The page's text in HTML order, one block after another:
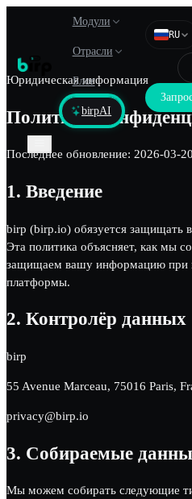
Модули
Отрасли
Блог
birpAI
RU
Юридическая информация
Политика
Последнее обновление: 2026-03-20
1. Введение
birp (birp.io) обязуется защищать
Эта политика объясняет, как мы
защищаем вашу информацию при
платформы.
2. Контролёр данных
birp
55 Avenue Marceau, 75016 Paris,
privacy@birp.io
3. Собираемые
Мы можем собирать следующие